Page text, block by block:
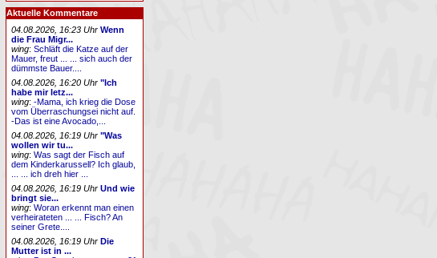
Aktuelle Kommentare
04.08.2026, 16:23 Uhr Wenn
die Frau Migr...
wing:Schläft die Katze auf der
Mauer, freut ... ... sich auch der
dümmste Bauer....
04.08.2026, 16:20 Uhr "Ich
habe mir letz...
wing:-Mama, ich krieg die Dose
vom Überraschungsei nicht auf.
-Das ist eine Avocado,...
04.08.2026, 16:19 Uhr "Was
wollen wir tu...
wing:Was sagt der Fisch auf
dem Kinderkarussell? Ich glaub,
... ... ich dreh hier ...
04.08.2026, 16:19 Uhr Und wie
bringt sie...
wing:Woran erkennt man einen
verheirateten ... ... Fisch? An
seiner Grete....
04.08.2026, 16:19 Uhr Die
Mutter ist in ...